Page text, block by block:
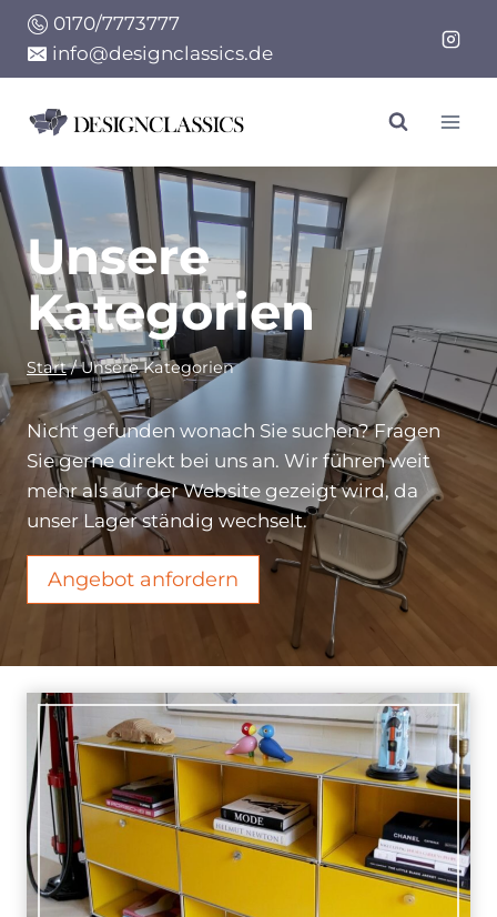
Zum
Inhalt
springen
0170/7773777
info@designclassics.de
Unsere
Kategorien
Start / Unsere Kategorien
Nicht gefunden wonach Sie suchen? Fragen
Sie gerne direkt bei uns an. Wir führen weit
mehr als auf der Website gezeigt wird, da
unser Lager ständig wechselt.
Angebot anfordern